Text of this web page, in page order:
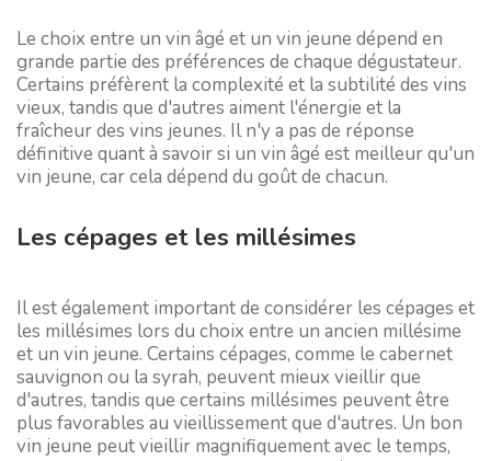
Le choix entre un vin âgé et un vin jeune dépend en
grande partie des préférences de chaque dégustateur.
Certains préfèrent la complexité et la subtilité des vins
vieux, tandis que d'autres aiment l'énergie et la
fraîcheur des vins jeunes. Il n'y a pas de réponse
définitive quant à savoir si un vin âgé est meilleur qu'un
vin jeune, car cela dépend du goût de chacun.
Les cépages et les millésimes
Il est également important de considérer les cépages et
les millésimes lors du choix entre un ancien millésime
et un vin jeune. Certains cépages, comme le cabernet
sauvignon ou la syrah, peuvent mieux vieillir que
d'autres, tandis que certains millésimes peuvent être
plus favorables au vieillissement que d'autres. Un bon
vin jeune peut vieillir magnifiquement avec le temps,